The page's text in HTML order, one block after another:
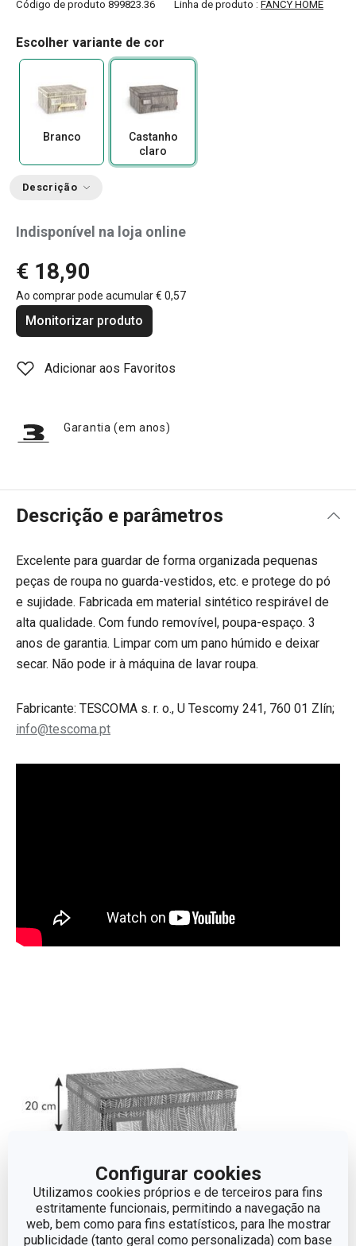
Configurar cookies
Utilizamos cookies próprios e de terceiros para fins
estritamente funcionais, permitindo a navegação na
web, bem como para fins estatísticos, para lhe mostrar
publicidade (tanto geral como personalizada) com base
Código de produto 899823.36 Linha de produto : FANCY HOME
Escolher variante de cor
Branco
Castanho
claro
Descrição
Indisponível na loja online
€ 18,90
Ao comprar pode acumular€ 0,57
Monitorizar produto
Adicionar aos Favoritos
Garantia (em anos)
Descrição e parâmetros
Excelente para guardar de forma organizada pequenas
peças de roupa no guarda-vestidos, etc. e protege do pó
e sujidade. Fabricada em material sintético respirável de
alta qualidade. Com fundo removível, poupa-espaço. 3
anos de garantia. Limpar com um pano húmido e deixar
secar. Não pode ir à máquina de lavar roupa.
Fabricante: TESCOMA s. r. o., U Tescomy 241, 760 01 Zlín;
info@tescoma.pt